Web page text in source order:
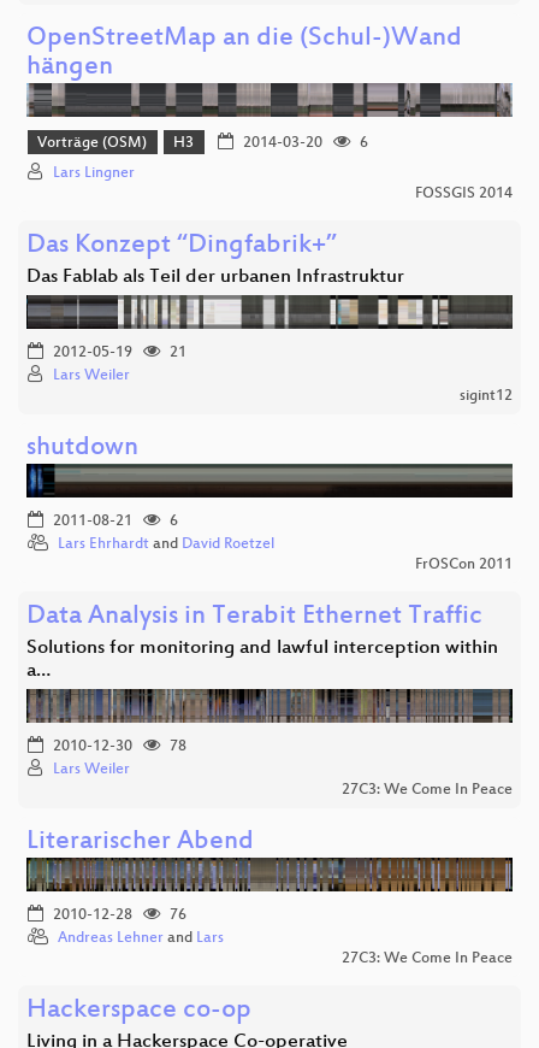
OpenStreetMap an die (Schul-)Wand
hängen
Vorträge (OSM) H3 2014-03-20
6
Lars Lingner
FOSSGIS 2014
Das Konzept “Dingfabrik+”
Das Fablab als Teil der urbanen Infrastruktur
2012-05-19
21
Lars Weiler
sigint12
shutdown
2011-08-21
6
Lars Ehrhardt and David Roetzel
FrOSCon 2011
Data Analysis in Terabit Ethernet Traffic
Solutions for monitoring and lawful interception within
a…
2010-12-30
78
Lars Weiler
27C3: We Come In Peace
Literarischer Abend
2010-12-28
76
Andreas Lehner and Lars
27C3: We Come In Peace
Hackerspace co-op
Living in a Hackerspace Co-operative